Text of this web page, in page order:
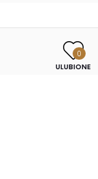
0
ULUBIONE